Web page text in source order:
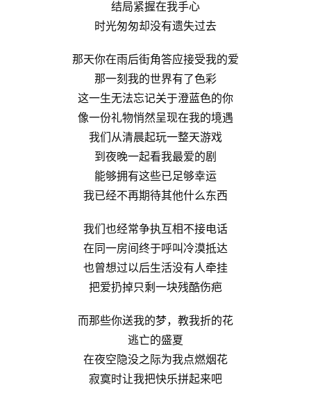
结局紧握在我手心
时光匆匆却没有遗失过去
那天你在雨后街角答应接受我的爱
那一刻我的世界有了色彩
这一生无法忘记关于澄蓝色的你
像一份礼物悄然呈现在我的境遇
我们从清晨起玩一整天游戏
到夜晚一起看我最爱的剧
能够拥有这些已足够幸运
我已经不再期待其他什么东西
我们也经常争执互相不接电话
在同一房间终于呼叫冷漠抵达
也曾想过以后生活没有人牵挂
把爱扔掉只剩一块残酷伤疤
而那些你送我的梦，教我折的花
逃亡的盛夏
在夜空隐没之际为我点燃烟花
寂寞时让我把快乐拼起来吧